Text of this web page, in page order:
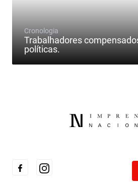
Cronologia
Trabalhadores
políticas.